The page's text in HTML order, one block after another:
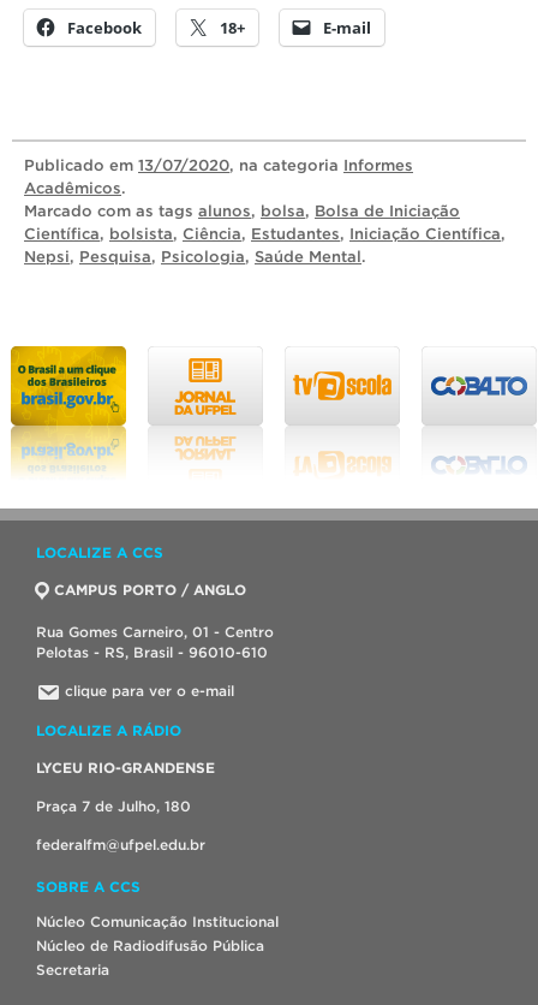
Facebook 18+ E-mail
Publicado em 13/07/2020, na categoria Informes
Acadêmicos.
Marcado com as tags alunos, bolsa, Bolsa de Iniciação
Científica, bolsista, Ciência, Estudantes, Iniciação Científica,
Nepsi, Pesquisa, Psicologia, Saúde Mental.
LOCALIZE A CCS
CAMPUS PORTO / ANGLO
Rua Gomes Carneiro, 01 - Centro
Pelotas - RS, Brasil - 96010-610
clique para ver o e-mail
LOCALIZE A RÁDIO
LYCEU RIO-GRANDENSE
Praça 7 de Julho, 180
federalfm@ufpel.edu.br
SOBRE A CCS
Núcleo Comunicação Institucional
Núcleo de Radiodifusão Pública
Secretaria